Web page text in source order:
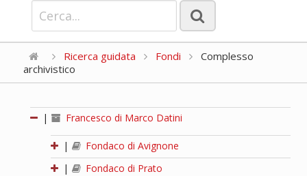
Ricerca guidata Fondi
Complesso
archivistico
| Francesco di Marco Datini
|
Fondaco di Avignone
|
Fondaco di Prato